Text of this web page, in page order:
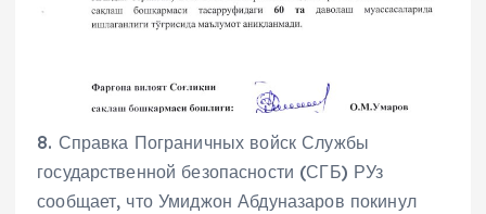
8. Справка Пограничных войск Службы
государственной безопасности (СГБ) РУз
сообщает, что Умиджон Абдуназаров покинул